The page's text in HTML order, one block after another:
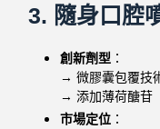
3. 隨身口腔
創新劑型 ：
→ 微膠囊包覆技
→ 添加薄荷醣苷
市場定位 ：